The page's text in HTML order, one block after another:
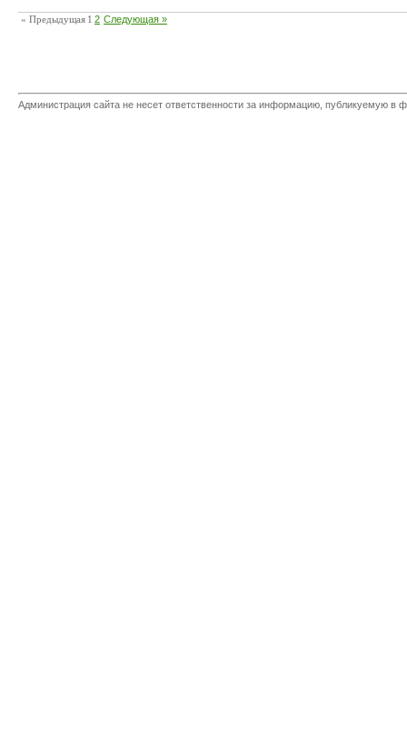
« Предыдущая 1 2 Следующая »
Администрация сайта не несет ответственности за информацию, публикуемую